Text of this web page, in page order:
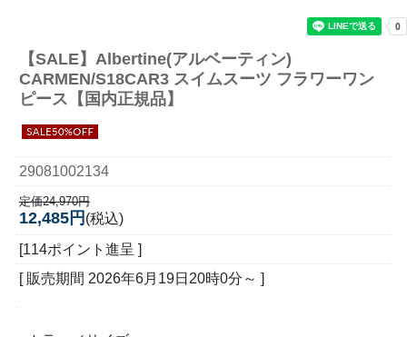
【SALE】 Albertine(アルベーティン)
CARMEN/S18CAR3 スイムスーツ フラワーワン
ピース【国内正規品】
29081002134
定価24,970円
12,485円 (税込)
[114ポイント進呈 ]
[ 販売期間 2026年6月19日20時0分 ～ ]